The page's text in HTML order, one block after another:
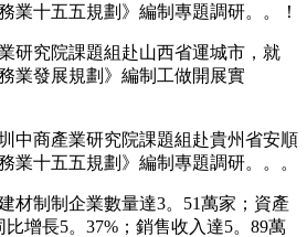
業十五五規劃》編制專題調研。。！
究院課題組赴山西省運城市，就
業發展規劃》編制工做開展實
商產業研究院課題組赴貴州省安順
業十五五規劃》編制專題調研。。。
制制企業數量達3。51萬家；資產
增長5。37%；銷售收入達5。89萬